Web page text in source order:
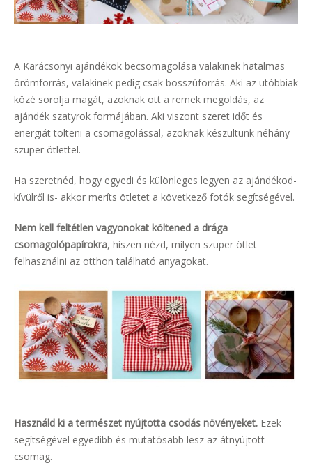
A Karácsonyi ajándékok becsomagolása valakinek hatalmas
örömforrás, valakinek pedig csak bosszúforrás. Aki az utóbbiak
közé sorolja magát, azoknak ott a remek megoldás, az
ajándék szatyrok formájában. Aki viszont szeret időt és
energiát tölteni a csomagolással, azoknak készültünk néhány
szuper ötlettel.
Ha szeretnéd, hogy egyedi és különleges legyen az ajándékod-
kívülről is- akkor meríts ötletet a következő fotók segítségével.
Nem kell feltétlen vagyonokat költened a drága
csomagolópapírokra, hiszen nézd, milyen szuper ötlet
felhasználni az otthon található anyagokat.
Használd ki a természet nyújtotta csodás növényeket. Ezek
segítségével egyedibb és mutatósabb lesz az átnyújtott
csomag.